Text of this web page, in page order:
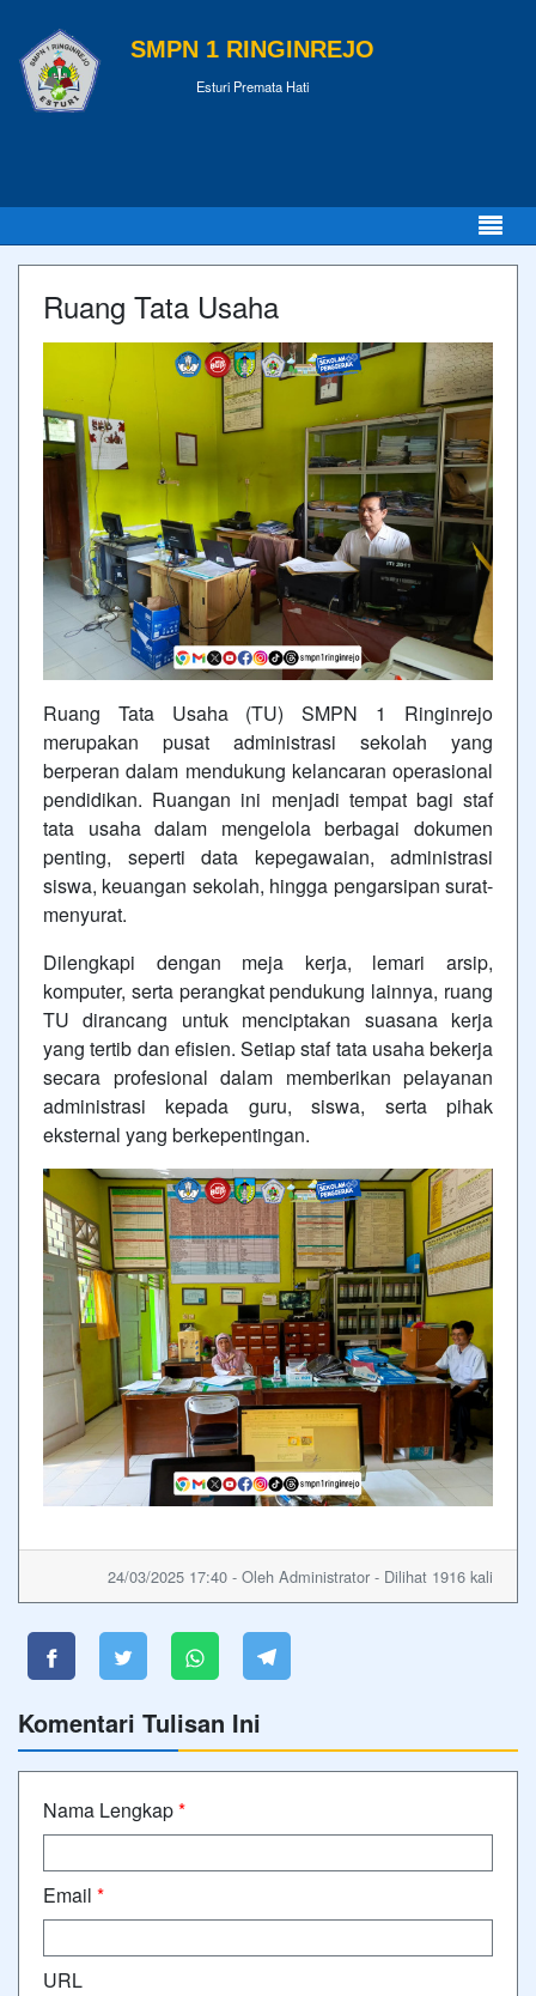
SMPN 1 RINGINREJO
Esturi Premata Hati
Ruang Tata Usaha
Ruang Tata Usaha (TU) SMPN 1 Ringinrejo
merupakan pusat administrasi sekolah yang
berperan dalam mendukung kelancaran operasional
pendidikan. Ruangan ini menjadi tempat bagi staf
tata usaha dalam mengelola berbagai dokumen
penting, seperti data kepegawaian, administrasi
siswa, keuangan sekolah, hingga pengarsipan surat-
menyurat.
Dilengkapi dengan meja kerja, lemari arsip,
komputer, serta perangkat pendukung lainnya, ruang
TU dirancang untuk menciptakan suasana kerja
yang tertib dan efisien. Setiap staf tata usaha bekerja
secara profesional dalam memberikan pelayanan
administrasi kepada guru, siswa, serta pihak
eksternal yang berkepentingan.
24/03/2025 17:40 - Oleh Administrator - Dilihat 1916 kali
Komentari Tulisan Ini
Nama Lengkap*
Email *
URL